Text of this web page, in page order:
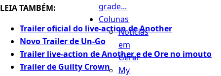
grade...
Colunas
Notícias
em
Geral
My
LEIA TAMBÉM:
Trailer oficial do live-action de Another
Novo Trailer de Un-Go
Trailer live-action de Another e de Ore no imouto
Trailer de Guilty Crown